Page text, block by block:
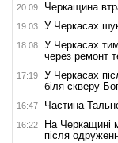
20:09 Черкащина
19:03 У Черкасах
18:08
У Черкасах
через ремонт
17:19
У Черкасах
біля скверу
16:47 Частина
16:22
На Черкащині
після